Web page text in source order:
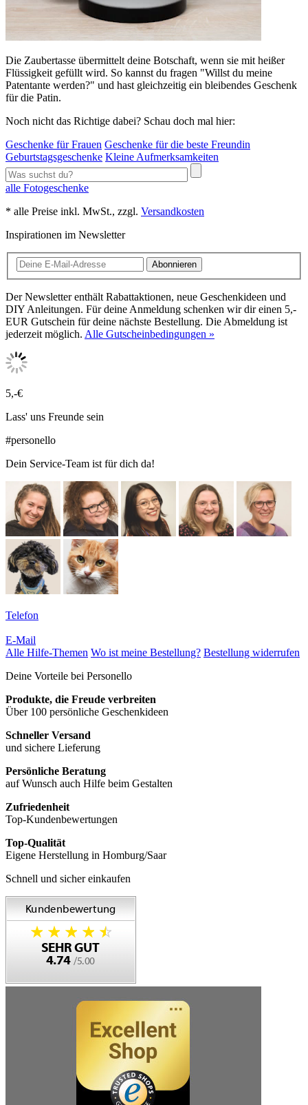
Die Zaubertasse übermittelt deine Botschaft, wenn sie mit heißer
Flüssigkeit gefüllt wird. So kannst du fragen "Willst du meine
Patentante werden?" und hast gleichzeitig ein bleibendes Geschenk
für die Patin.
Noch nicht das Richtige dabei? Schau doch mal hier:
Geschenke für Frauen Geschenke für die beste Freundin
Geburtstagsgeschenke Kleine Aufmerksamkeiten
alle Fotogeschenke
* alle Preise inkl. MwSt., zzgl. Versandkosten
Inspirationen im Newsletter
Abonnieren
Der Newsletter enthält Rabattaktionen, neue Geschenkideen und
DIY Anleitungen. Für deine Anmeldung schenken wir dir einen 5,-
EUR Gutschein für deine nächste Bestellung. Die Abmeldung ist
jederzeit möglich. Alle Gutscheinbedingungen »
5,-€
Lass' uns Freunde sein
#personello
Dein Service-Team ist für dich da!
Telefon
E-Mail
Alle Hilfe-Themen Wo ist meine Bestellung? Bestellung widerrufen
Deine Vorteile bei Personello
Produkte, die Freude verbreiten
Über 100 persönliche Geschenkideen
Schneller Versand
und sichere Lieferung
Persönliche Beratung
auf Wunsch auch Hilfe beim Gestalten
Zufriedenheit
Top-Kundenbewertungen
Top-Qualität
Eigene Herstellung in Homburg/Saar
Schnell und sicher einkaufen